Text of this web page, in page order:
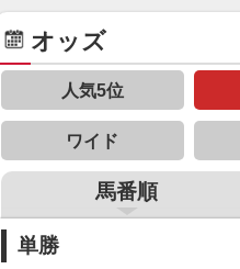
オッズ
人気5位
ワイド
馬番順
単勝